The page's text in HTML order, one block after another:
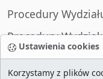
Ustawienia cookies
Korzystamy z plików
Procedury
Procedury
Procedury